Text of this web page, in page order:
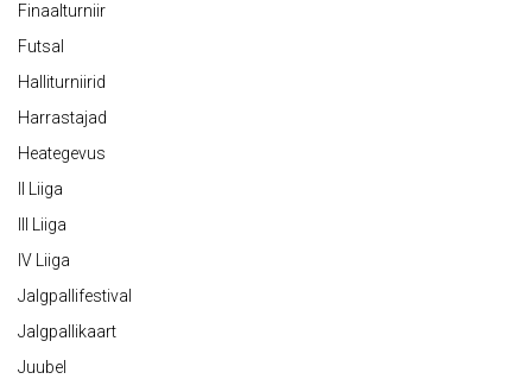
Finaalturniir
Futsal
Halliturniirid
Harrastajad
Heategevus
II Liiga
III Liiga
IV Liiga
Jalgpallifestival
Jalgpallikaart
Juubel